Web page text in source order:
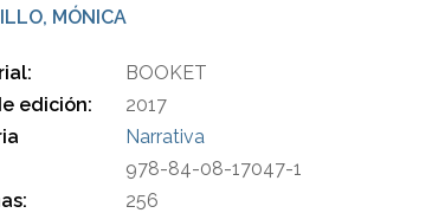
MÓNICA
BOOKET
edición:
2017
Narrativa
978-84-08-17047-1
256